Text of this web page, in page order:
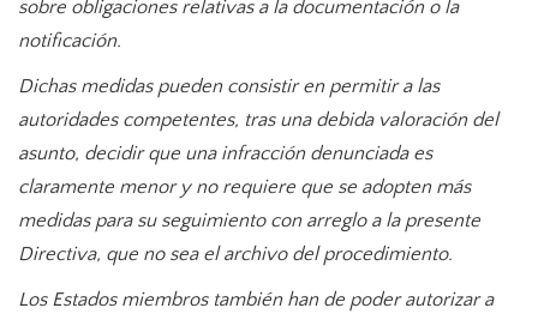
sobre obligaciones relativas a la documentación o la
notificación.
Dichas medidas pueden consistir en permitir a las
autoridades competentes, tras una debida valoración del
asunto, decidir que una infracción denunciada es
claramente menor y no requiere que se adopten más
medidas para su seguimiento con arreglo a la presente
Directiva, que no sea el archivo del procedimiento.
Los Estados miembros también han de poder autorizar a